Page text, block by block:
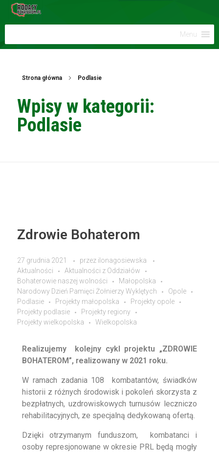
Menu
Strona główna Podlasie
Wpisy w kategorii:
Podlasie
Zdrowie Bohaterom
27 grudnia 2021 przez ilonagosiewska
Aktualności
Aktualności z Oddziałów
Bohaterowie naszej wolności
Małopolska
Narodowy Dzień Pamięci Żołnierzy Wyklętych
Opole
Podlasie
Projekty małopolska
Projekty opole
Projekty podlasie
Projekty regiony
Projekty wielkopolska
Wielkopolska
Realizujemy kolejny cykl projektu „ZDROWIE
BOHATEROM”, realizowany w 2021 roku.
W ramach zadania 108 kombatantów, świadków
historii z różnych środowisk i pokoleń skorzysta z
bezpłatnych, uzdrowiskowych turnusów leczniczo
rehabilitacyjnych, ze specjalną dedykowaną ofertą.
Dzięki otrzymanym funduszom, kombatanci i
osoby represjonowane w okresie PRL będą mogły